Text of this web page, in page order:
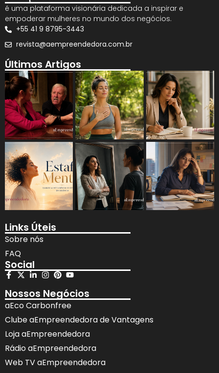
é uma plataforma visionária dedicada a inspirar e
empoderar mulheres no mundo dos negócios.
+55 41 9 8795-3443
revista@aempreendedora.com.br
Últimos Artigos
Links Úteis
Sobre nós
FAQ
Social
Nossos Negócios
aEco Carbonfree
Clube aEmpreendedora de Vantagens
Loja aEmpreendedora
Rádio aEmpreendedora
Web TV aEmpreendedora